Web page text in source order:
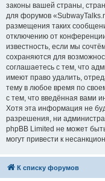
законы вашей страны,
для форумов
размещения таких
отключению от
известность, если мы
сохраняются для
соглашаетесь с тем, что
имеют право удалить,
тему в любое время по
с тем, что введённая вами
Хотя эта информация не
разрешения, ни
phpBB Limited не может
могут привести к
К списку форумов